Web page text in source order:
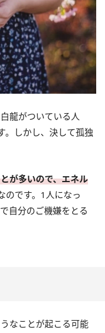
龍がついている人
。しかし、決して孤独
が多いので、エネル
のです。1人になっ
自分のご機嫌をとる
なことが起こる可能